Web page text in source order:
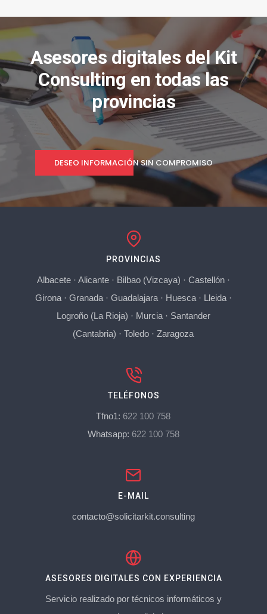
Asesores digitales del Kit
Consulting en todas las
provincias
DESEO INFORMACIÓN SIN COMPROMISO
PROVINCIAS
Albacete· Alicante· Bilbao (Vizcaya) · Castellón·
Girona· Granada· Guadalajara· Huesca· Lleida·
Logroño (La Rioja) · Murcia· Santander
(Cantabria) ·Toledo ·Zaragoza
TELÉFONOS
Tfno1: 622 100 758
Whatsapp: 622 100 758
E-MAIL
contacto@solicitarkit.consulting
ASESORES DIGITALES CON EXPERIENCIA
Servicio realizado por técnicos informáticos y